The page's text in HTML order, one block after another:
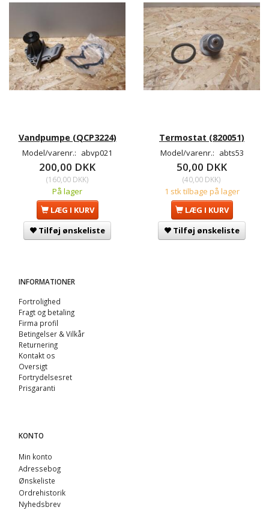
Vandpumpe (QCP3224)
Model/varenr.: abvp021
200,00 DKK
(160,00 DKK)
På lager
LÆG I KURV
Tilføj ønskeliste
Termostat (820051)
Model/varenr.: abts53
50,00 DKK
(40,00 DKK)
1 stk tilbage på lager
LÆG I KURV
Tilføj ønskeliste
INFORMATIONER
Fortrolighed
Fragt og betaling
Firma profil
Betingelser & Vilkår
Returnering
Kontakt os
Oversigt
Fortrydelsesret
Prisgaranti
KONTO
Min konto
Adressebog
Ønskeliste
Ordrehistorik
Nyhedsbrev